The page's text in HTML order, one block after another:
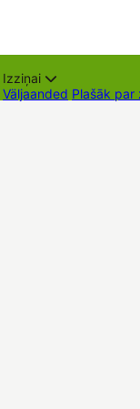
Izziņai
Väljaanded Plašāk par